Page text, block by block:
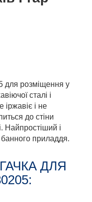
для розміщення у
сталі і
і не
до стіни
Найпростіший і
приладдя.
ДЛЯ